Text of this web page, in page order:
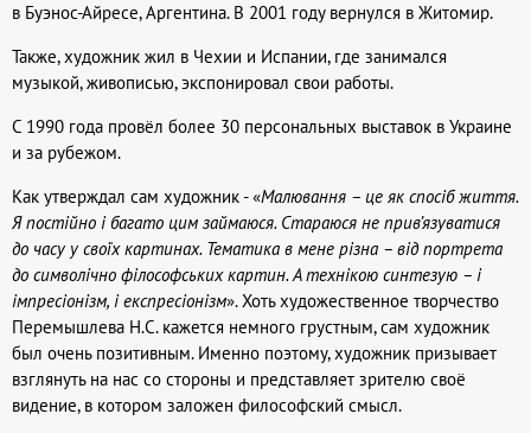
в Буэнос-Айресе, Аргентина. В 2001 году вернулся в Житомир.
Также, художник жил в Чехии и Испании, где занимался
музыкой, живописью, экспонировал свои работы.
С 1990 года провёл более 30 персональных выставок в Украине
и за рубежом.
Как утверждал сам художник - «Малювання – це як спосіб життя.
Я постійно і багато цим займаюся. Стараюся не прив’язуватися
до часу у своїх картинах. Тематика в мене різна – від портрета
до символічно філософських картин. А технікою синтезую – і
імпресіонізм, і експресіонізм». Хоть художественное творчество
Перемышлева Н.С. кажется немного грустным, сам художник
был очень позитивным. Именно поэтому, художник призывает
взглянуть на нас со стороны и представляет зрителю своё
видение, в котором заложен философский смысл.